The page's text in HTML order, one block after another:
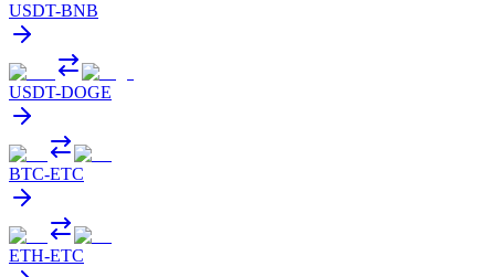
USDT-BNB
USDT-DOGE
BTC-ETC
ETH-ETC